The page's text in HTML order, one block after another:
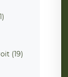
(19)